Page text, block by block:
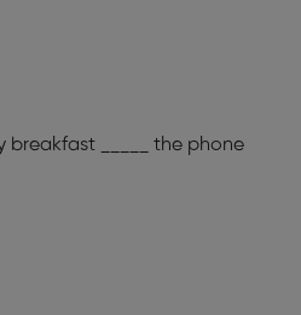
breakfast _____ the phone